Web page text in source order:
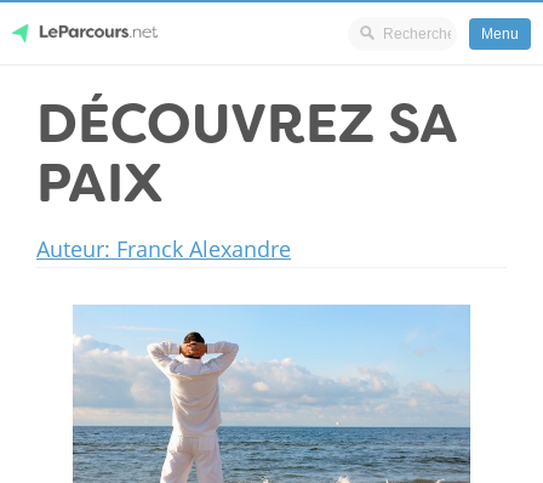
content
LeParcours.net
Menu
DÉCOUVREZ SA
PAIX
Auteur: Franck Alexandre